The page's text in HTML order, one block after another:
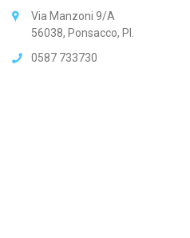
Via Manzoni 9/A
56038, Ponsacco, PI.
0587 733730